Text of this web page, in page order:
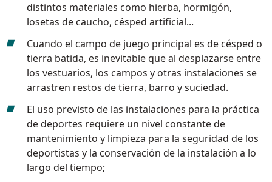
E85
810 mm 6075 m²/h
E100
E110-D
1100 mm 8800 m²/h
distintos materiales como hierba, hormigón,
losetas de caucho, césped artificial...
Cuando el campo de juego principal es de césped o
tierra batida, es inevitable que al desplazarse entre
los vestuarios, los campos y otras instalaciones se
arrastren restos de tierra, barro y suciedad.
El uso previsto de las instalaciones para la práctica
de deportes requiere un nivel constante de
mantenimiento y limpieza para la seguridad de los
deportistas y la conservación de la instalación a lo
largo del tiempo;